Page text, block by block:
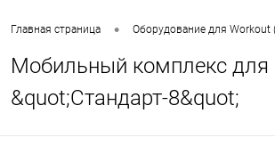
Главная страница • Оборудование для Workout
Мобильный комплекс для
&quot;Стандарт-8&quot;